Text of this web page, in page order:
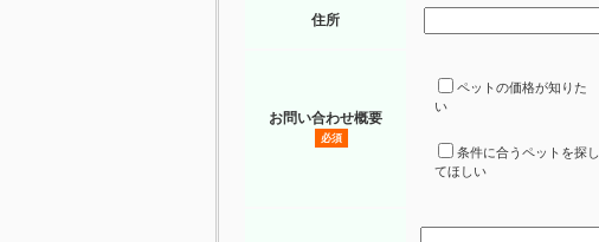
住所
お問い合わせ概要
必須
ペットの価格が知りた
い
条件に合うペットを探し
てほしい